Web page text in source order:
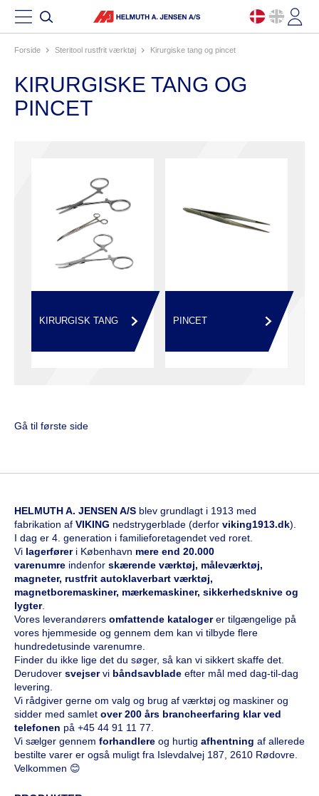
Forside steritool rustfrit værktøj kirurgiske tang og pincet
KIRURGISKE TANG OG
PINCET
KIRURGISK TANG PINCET
Gå til første side
HELMUTH A. JENSEN A/S blev grundlagt i 1913 med
fabrikation af VIKING nedstrygerblade (derfor viking1913.dk).
I dag er 4. generation i familieforetagendet ved roret.
Vi lagerfører i København mere end 20.000
varenumre indenfor skærende værktøj, måleværktøj,
magneter, rustfrit autoklaverbart værktøj,
magnetboremaskiner, mærkemaskiner, sikkerhedsknive og
lygter.
Vores leverandørers omfattende katalogerer tilgængelige på
vores hjemmeside og gennem dem kan vi tilbyde flere
hundredetusinde varenumre.
Finder du ikke lige det du søger, så kan vi sikkert skaffe det.
Derudover svejservi båndsavblade efter mål med dag-til-dag
levering.
Vi rådgiver gerne om valg og brug af værktøj og maskiner og
sidder med samlet over 200 års brancheerfaring klar ved
telefonen på +45 44 91 11 77
Vi sælger gennem forhandlere og hurtig afhentning af allerede
bestilte varer er også muligt fra Islevdalvej 187, 2610 Rødovre.
Velkommen 😊